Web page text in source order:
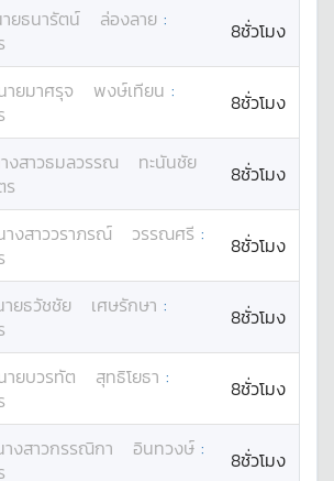
ยธนารัตน์ ล่องลาย :
8ชั่วโมง
ายมาศรุจ พงษ์เทียน :
8ชั่วโมง
งสาวธมลวรรณ
ทะนันชัย
ร 8ชั่วโมง
างสาววราภรณ์ วรรณศรี :
8ชั่วโมง
ายธวัชชัย เศษรักษา :
8ชั่วโมง
ายบวรทัต สุทธิโยธา :
8ชั่วโมง
างสาวกรรณิกา อินทวงษ์ :
8ชั่วโมง